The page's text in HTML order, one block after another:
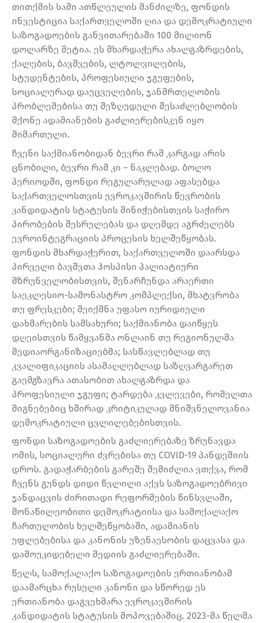
თითქმის სამი ათწლეულის მანძილზე, ფონდის
ინვესტიცია საქართველოში ღია და დემოკრატიული
საზოგადოების განვითარებაში 100 მილიონ
დოლარზე მეტია. ეს მხარდაჭერა ახალგაზრდების,
ქალების, ბავშვების, ლტოლვილების,
სტუდენტების, პროფესიული ჯგუფების,
სოციალურად დაუცველების, ჯანმრთელობის
პრობლემებისა თუ შეზღუდული შესაძლებლობის
მქონე ადამიანების გაძლიერებისკენ იყო
მიმართული.
ჩვენი საქმიანობიდან ბევრი რამ კარგად არის
ცნობილი, ბევრი რამ კი – ნაკლებად. ბოლო
პერიოდში, ფონდი რეგულარულად აფასებდა
საქართველოსთვის ევროკავშირის წევრობის
კანდიდატის სტატუსის მინიჭებისთვის საჭირო
პირობების შესრულებას და დღემდე აგრძელებს
ევროინტეგრაციის პროცესის ხელშეწყობას.
ფონდის მხარდაჭერით, საქართველოში დაარსდა
პირველი ბავშვთა ჰოსპისი პალიატიური
მზრუნველობისთვის, შენარჩუნდა არაერთი
საეკლესიო-სამონასტრო კომპლექსი, მხატვრობა
თუ ფრესკები; შეიქმნა უფასო იურიდიული
დახმარების სამსახური; საქმიანობა დაიწყეს
დღეისთვის წამყვანმა ონლაინ თუ რეგიონულმა
მედიაორგანიზაციებმა; სასწავლებლად თუ
კვალიფიკაციის ასამაღლებლად საზღვარგარეთ
გაემგზავრა ათასობით ახალგაზრდა და
პროფესიული ჯგუფი; ტარდება კვლევები, რომელთა
მიგნებებიც ხშირად კრიტიკულად მნიშვნელოვანია
დემოკრატიული ცვლილებებისთვის.
ფონდი საზოგადოების გაძლიერებაზე ზრუნავდა
ომის, სოციალური ძვრებისა თუ COVID-19 პანდემიის
დროს. გადაჭარბების გარეშე შემიძლია ვთქვა, რომ
ჩვენს გუნდს დიდი წვლილი აქვს საზოგადოებრივი
ჯანდაცვის ძირითადი რეფორმების წინსვლაში,
მონაწილეობითი დემოკრატიისა და სამოქალაქო
ჩართულობის ხელშეწყობაში, ადამიანის
უფლებებისა და კანონის უზენაესობის დაცვასა და
დამოუკიდებელი მედიის გაძლიერებაში.
წელს, სამოქალაქო საზოგადოების ერთიანობამ
დაამარცხა რუსული კანონი და სწორედ ეს
ერთიანობა დაგვეხმარა ევროკავშირის
კანდიდატის სტატუსის მოპოვებაშიც. 2023-მა წელმა